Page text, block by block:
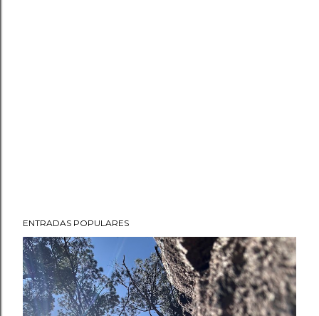
ENTRADAS POPULARES